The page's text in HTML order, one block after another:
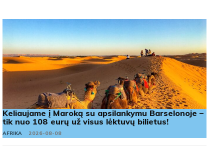
Keliaujame į Maroką su apsilankymu Barselonoje –
tik nuo 108 eurų už visus lėktuvų bilietus!
AFRIKA 2026-08-08